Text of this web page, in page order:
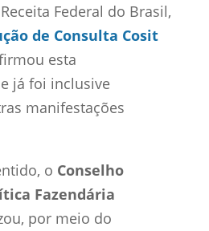
Federal do Brasil,
de Consulta Cosit
esta
já foi inclusive
manifestações
o Conselho
Fazendária
por meio do